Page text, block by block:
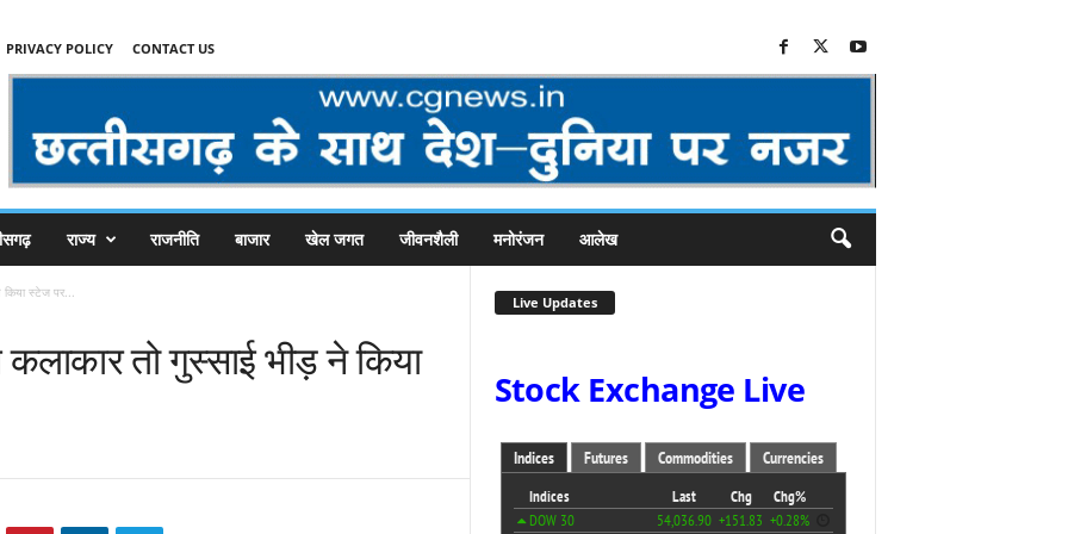
PRIVACY POLICY CONTACT US
राज्य राजनीति बाजार खेल जगत जीवनशैली मनोरंजन आलेख
किया स्टेज पर...
तो गुस्साई भीड़ ने किया
Live Updates
Stock Exchange Live